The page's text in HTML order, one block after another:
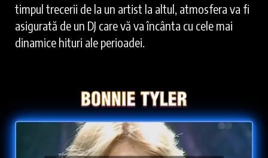
timpul trecerii de la un artist la altul, atmosfera va fi
asigurată de un DJ care vă va încânta cu cele mai
dinamice hituri ale perioadei.